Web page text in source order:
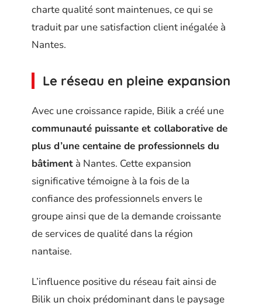
charte qualité sont maintenues, ce qui se
traduit par une satisfaction client inégalée à
Nantes.
Le réseau en pleine expansion
Avec une croissance rapide, Bilik a créé une
communauté puissante et collaborative de
plus d’une centaine de professionnels du
bâtiment à Nantes. Cette expansion
significative témoigne à la fois de la
confiance des professionnels envers le
groupe ainsi que de la demande croissante
de services de qualité dans la région
nantaise.
L’influence positive du réseau fait ainsi de
Bilik un choix prédominant dans le paysage